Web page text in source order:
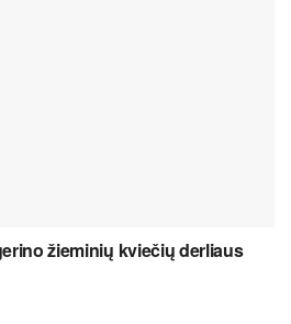
žieminių kviečių derliaus